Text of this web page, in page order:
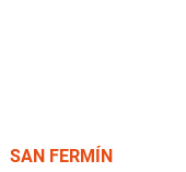
SAN FERMÍN